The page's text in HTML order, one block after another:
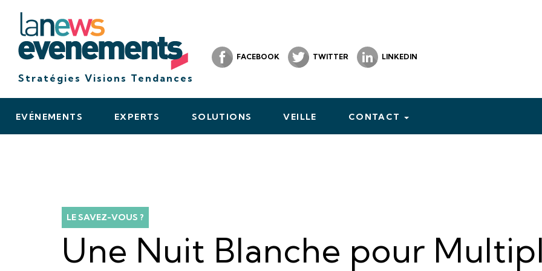
Stratégies Visions Tendances
FACEBOOK TWITTER LINKEDIN
EVÉNEMENTS EXPERTS SOLUTIONS VEILLE CONTACT
LE SAVEZ-VOUS ?
Une Nuit Blanche pour